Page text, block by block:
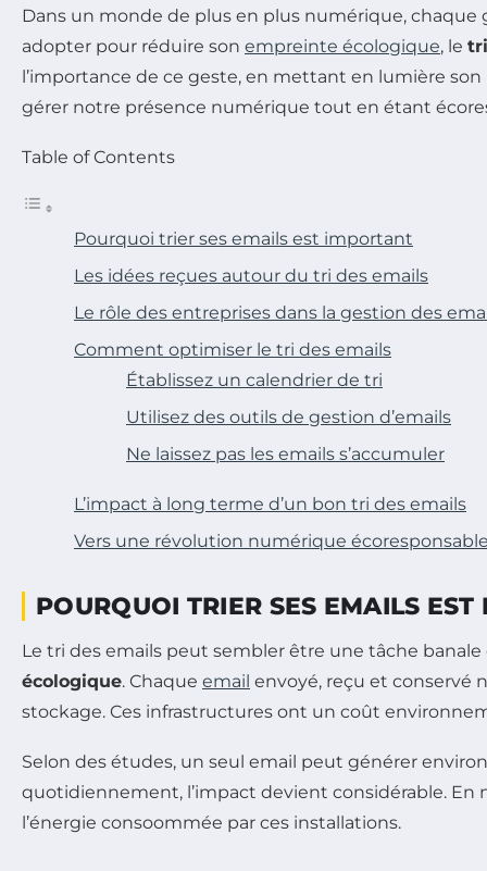
Dans un monde de plus en plus numérique,
adopter pour réduire son empreinte écologique, le
l’importance de ce geste, en mettant en lumière
gérer notre présence numérique tout en étant
Table of Contents
Pourquoi trier ses emails est important
Les idées reçues autour du tri des emails
Le rôle des entreprises dans la gestion des
Comment optimiser le tri des emails
Établissez un calendrier de tri
Utilisez des outils de gestion d’emails
Ne laissez pas les emails s’accumuler
L’impact à long terme d’un bon tri des emails
Vers une révolution numérique
POURQUOI TRIER SES EMAILS
Le tri des emails peut sembler être une tâche
écologique. Chaque email envoyé, reçu et conservé
stockage. Ces infrastructures ont un coût
Selon des études, un seul email peut générer
quotidiennement, l’impact devient considérable.
l’énergie consoommée par ces installations.